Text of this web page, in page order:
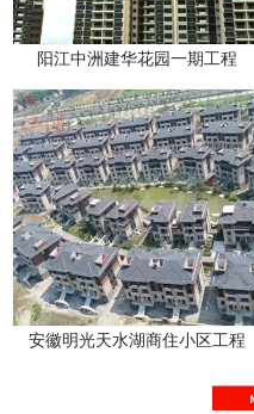
阳江中洲建华花园一期工程
安徽明光天水湖商住小区工程